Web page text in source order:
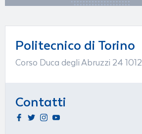
Politecnico di Torino
Corso Duca degli Abruzzi 24
Contatti